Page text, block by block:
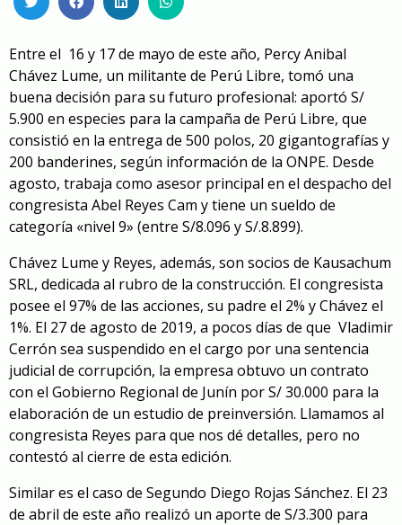
Entre el 16 y 17 de mayo de este año, Percy Anibal
Chávez Lume, un militante de Perú Libre, tomó una
buena decisión para su futuro profesional: aportó S/
5.900 en especies para la campaña de Perú Libre, que
consistió en la entrega de 500 polos, 20 gigantografías y
200 banderines, según información de la ONPE. Desde
agosto, trabaja como asesor principal en el despacho del
congresista Abel Reyes Cam y tiene un sueldo de
categoría «nivel 9» (entre S/8.096 y S/.8.899).
Chávez Lume y Reyes, además, son socios de Kausachum
SRL, dedicada al rubro de la construcción. El congresista
posee el 97% de las acciones, su padre el 2% y Chávez el
1%. El 27 de agosto de 2019, a pocos días de que Vladimir
Cerrón sea suspendido en el cargo por una sentencia
judicial de corrupción, la empresa obtuvo un contrato
con el Gobierno Regional de Junín por S/ 30.000 para la
elaboración de un estudio de preinversión. Llamamos al
congresista Reyes para que nos dé detalles, pero no
contestó al cierre de esta edición.
Similar es el caso de Segundo Diego Rojas Sánchez. El 23
de abril de este año realizó un aporte de S/3.300 para